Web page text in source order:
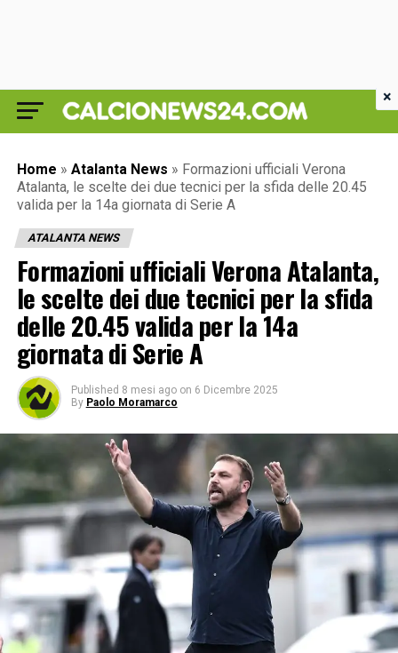
Home » Atalanta News » Formazioni ufficiali Verona
Atalanta, le scelte dei due tecnici per la sfida delle 20.45
valida per la 14a giornata di Serie A
ATALANTA NEWS
Formazioni ufficiali Verona Atalanta,
le scelte dei due tecnici per la sfida
delle 20.45 valida per la 14a
giornata di Serie A
Published 8 mesi ago on 6 Dicembre 2025
By Paolo Moramarco
×